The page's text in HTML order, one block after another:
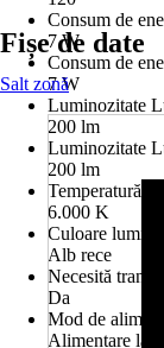
Consum de
7 W
Consum de
7 W
Luminozitate
200 lm
Luminozitate
200 lm
Temperatură de
6.000 K
Culoare lumină
Alb rece
Necesită
Da
Mod de
Alimentare la
Fișe de date
Salt zonă